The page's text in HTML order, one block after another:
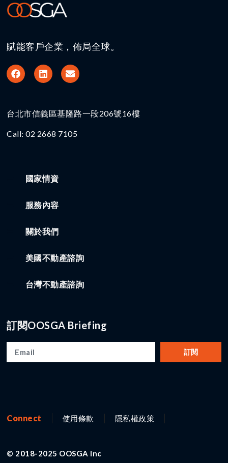
賦能客戶企業，佈局全球。
台北市信義區基隆路一段206號16樓​
Call: 02 2668 7105
國家情資
服務內容
關於我們
美國不動產諮詢
台灣不動產諮詢
訂閱OOSGA Briefing
訂閱
Connect 使用條款 隱私權政策
© 2018-2025 OOSGA Inc